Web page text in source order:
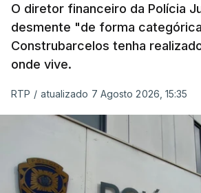
O diretor financeiro da Polícia
desmente "de forma
Construbarcelos tenha
onde vive.
RTP / atualizado 7 Agosto 2026, 15:35